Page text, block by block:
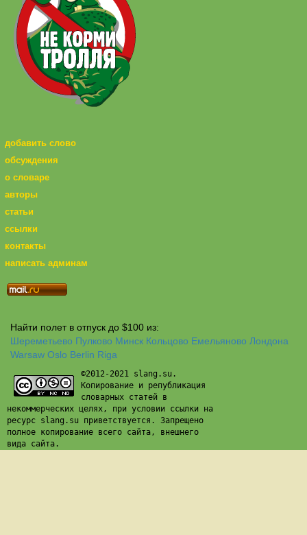
добавить слово
обсуждения
о словаре
авторы
статьи
ссылки
контакты
написать админам
Найти полет в отпуск до $100 из:
Шереметьево Пулково Минск Кольцово Емельяново Лондона
Warsaw Oslo Berlin Riga
©2012-2021 slang.su.
Копирование и републикация
словарных статей в
некоммерческих целях, при условии ссылки на
ресурс slang.su приветствуется. Запрещено
полное копирование всего сайта, внешнего
вида сайта.